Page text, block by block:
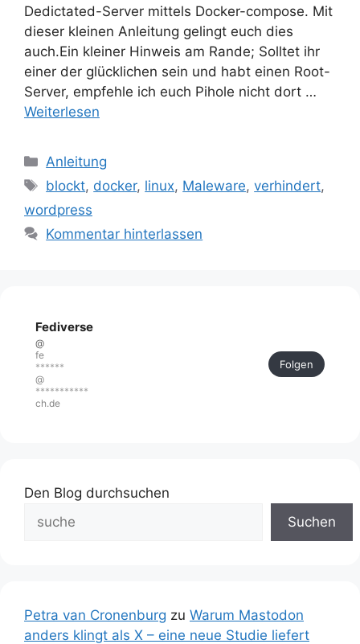
Dedictated-Server mittels Docker-compose. Mit
dieser kleinen Anleitung gelingt euch dies
auch.Ein kleiner Hinweis am Rande; Solltet ihr
einer der glücklichen sein und habt einen Root-
Server, empfehle ich euch Pihole nicht dort …
Weiterlesen
Kategorien
Anleitung
Schlagwörter
blockt, docker, linux, Maleware,verhindert,
wordpress
Kommentar hinterlassen
Fediverse
@
fe
******
@
***********
ch.de
Folgen
Den Blog durchsuchen
Suchen
Petra van Cronenburg zu Warum Mastodon
anders klingt als X – eine neue Studie liefert